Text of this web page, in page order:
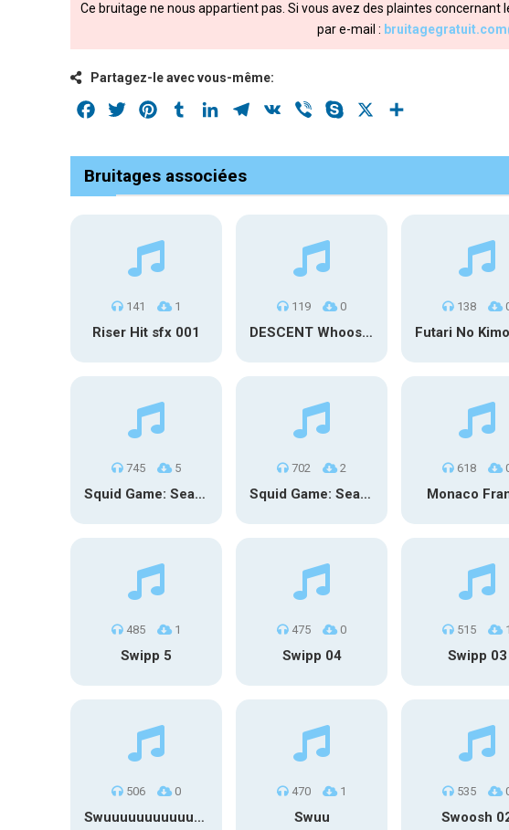
Ce bruitage ne nous appartient pas. Si vous avez des plaintes
par e-mail :
Partagez-le avec vous-même:
Facebook
Twitter PinterestTumblrLinkedInTelegram
VK Viber Skype
Bruitages associées
141 1
Riser Hit sfx 001
119 0
DESCENT Whoosh – Long
138
745 5
Squid Game: Season 3 | Final Games
702 2
Squid Game: Season 3
618
Monaco
485 1
Swipp 5
475 0
Swipp 04
515 1
Swipp 03
506 0
Swuuuuuuuuuuuuuuuuuuuuuu
470 1
Swuu
535
Swoosh